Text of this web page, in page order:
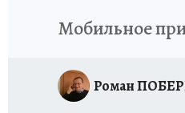
Мобильное
Роман